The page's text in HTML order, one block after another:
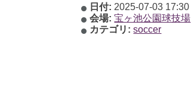
日付: 2025-07-03 17:30
会場: 宝ヶ池公園球技場
カテゴリ: soccer